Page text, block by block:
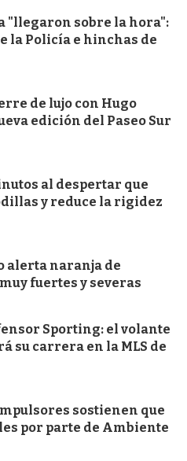
"llegaron sobre la hora":
la Policía e hinchas de
de lujo con Hugo
edición del Paseo Sur
al despertar que
y reduce la rigidez
alerta naranja de
fuertes y severas
Sporting: el volante
su carrera en la MLS de
sostienen que
por parte de Ambiente